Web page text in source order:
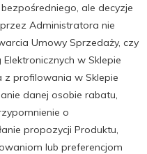
ale decyzje
Administratora nie
Umowy Sprzedaży, czy
w Sklepie
z profilowania w Sklepie
danej osobie rabatu,
o
propozycji Produktu,
lub preferencjom